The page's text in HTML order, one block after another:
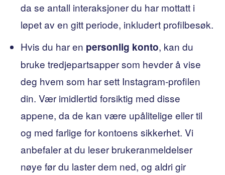
da se antall interaksjoner du har mottatt i
løpet av en gitt periode, inkludert profilbesøk.
Hvis du har en personlig konto, kan du
bruke tredjepartsapper som hevder å vise
deg hvem som har sett Instagram-profilen
din. Vær imidlertid forsiktig med disse
appene, da de kan være upålitelige eller til
og med farlige for kontoens sikkerhet. Vi
anbefaler at du leser brukeranmeldelser
nøye før du laster dem ned, og aldri gir